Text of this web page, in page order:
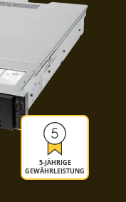
5-JÄHRIGE
GEWÄHRLEISTUNG